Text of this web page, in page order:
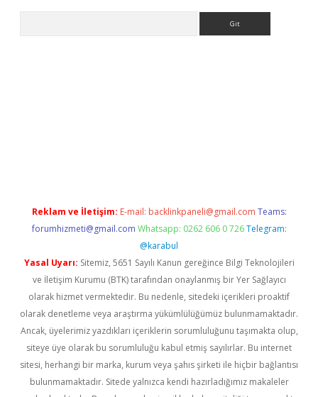
Reklam ve İletişim: E-mail: backlinkpaneli@gmail.com Teams:
forumhizmeti@gmail.com Whatsapp: 0262 606 0 726 Telegram:
@karabul
Yasal Uyarı: Sitemiz, 5651 Sayılı Kanun gereğince Bilgi Teknolojileri
ve İletişim Kurumu (BTK) tarafından onaylanmış bir Yer Sağlayıcı
olarak hizmet vermektedir. Bu nedenle, sitedeki içerikleri proaktif
olarak denetleme veya araştırma yükümlülüğümüz bulunmamaktadır.
Ancak, üyelerimiz yazdıkları içeriklerin sorumluluğunu taşımakta olup,
siteye üye olarak bu sorumluluğu kabul etmiş sayılırlar. Bu internet
sitesi, herhangi bir marka, kurum veya şahıs şirketi ile hiçbir bağlantısı
bulunmamaktadır. Sitede yalnızca kendi hazırladığımız makaleler